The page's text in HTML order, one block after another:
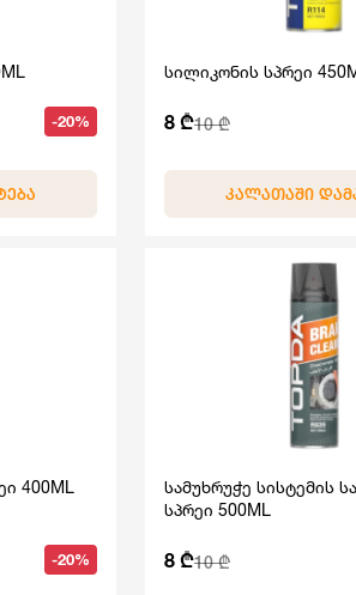
-20%
სილიკონის სპრეი
8 ₾10 ₾
ᲙᲐᲚᲐᲗᲐᲨᲘ
400ML
-20%
სამუხრუჭე სისტემის
სპრეი 500ML
8 ₾10 ₾